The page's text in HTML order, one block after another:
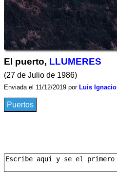
El puerto, LLUMERES
(27 de Julio de 1986)
Enviada el 11/12/2019 por Luis Ignacio
Puertos